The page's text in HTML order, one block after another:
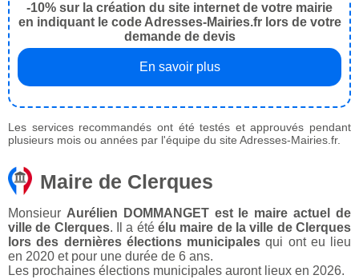
-10% sur la création du site internet de votre mairie
en indiquant le code Adresses-Mairies.fr lors de votre
demande de devis
En savoir plus
Les services recommandés ont été testés et approuvés pendant
plusieurs mois ou années par l'équipe du site Adresses-Mairies.fr.
Maire de Clerques
Monsieur Aurélien DOMMANGET est le maire actuel de
ville de Clerques. Il a étéélu maire de la ville de Clerques
lors des dernières élections municipales qui ont eu lieu
en 2020 et pour une durée de 6 ans.
Les prochaines élections municipales auront lieux en 2026.